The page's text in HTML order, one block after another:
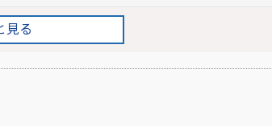
見る